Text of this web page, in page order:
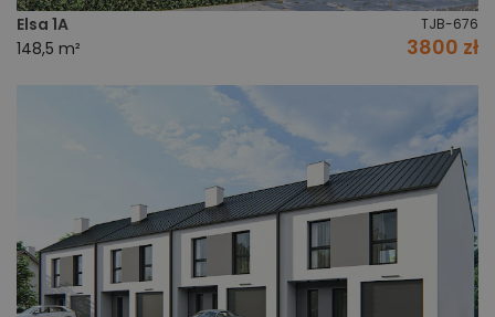
Elsa 1A TJB-676
148,5 m² 3800 zł